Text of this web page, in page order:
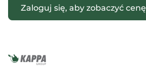
Zaloguj się, aby zobaczyć cenę